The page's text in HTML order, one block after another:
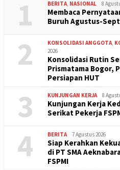
1 BERITA, NASIONAL 8
Membaca
Buruh Agustus-
2 KONSOLIDASI ANGGOTA,
2026
Konsolidasi Rutin
Prismatama Bogor,
Persiapan HUT
3 KUNJUNGAN KERJA 8
Kunjungan Kerja
Serikat Pekerja
4 BERITA 7 Agustus 2026
Siap Kerahkan
di PT SMA
FSPMI